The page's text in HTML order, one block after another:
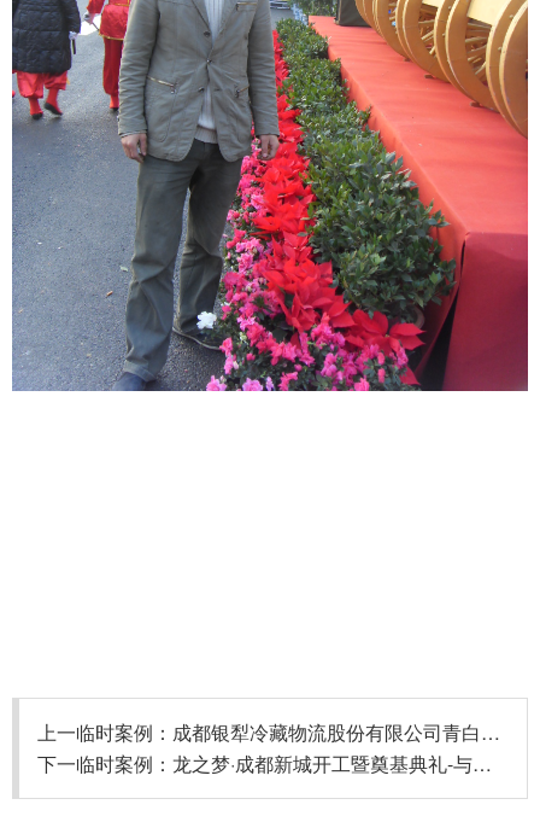
上一临时案例： 成都银犁冷藏物流股份有限公司青白江项目奠基典-与丰尚腾合作
下一临时案例： 龙之梦·成都新城开工暨奠基典礼-与丰尚腾合作